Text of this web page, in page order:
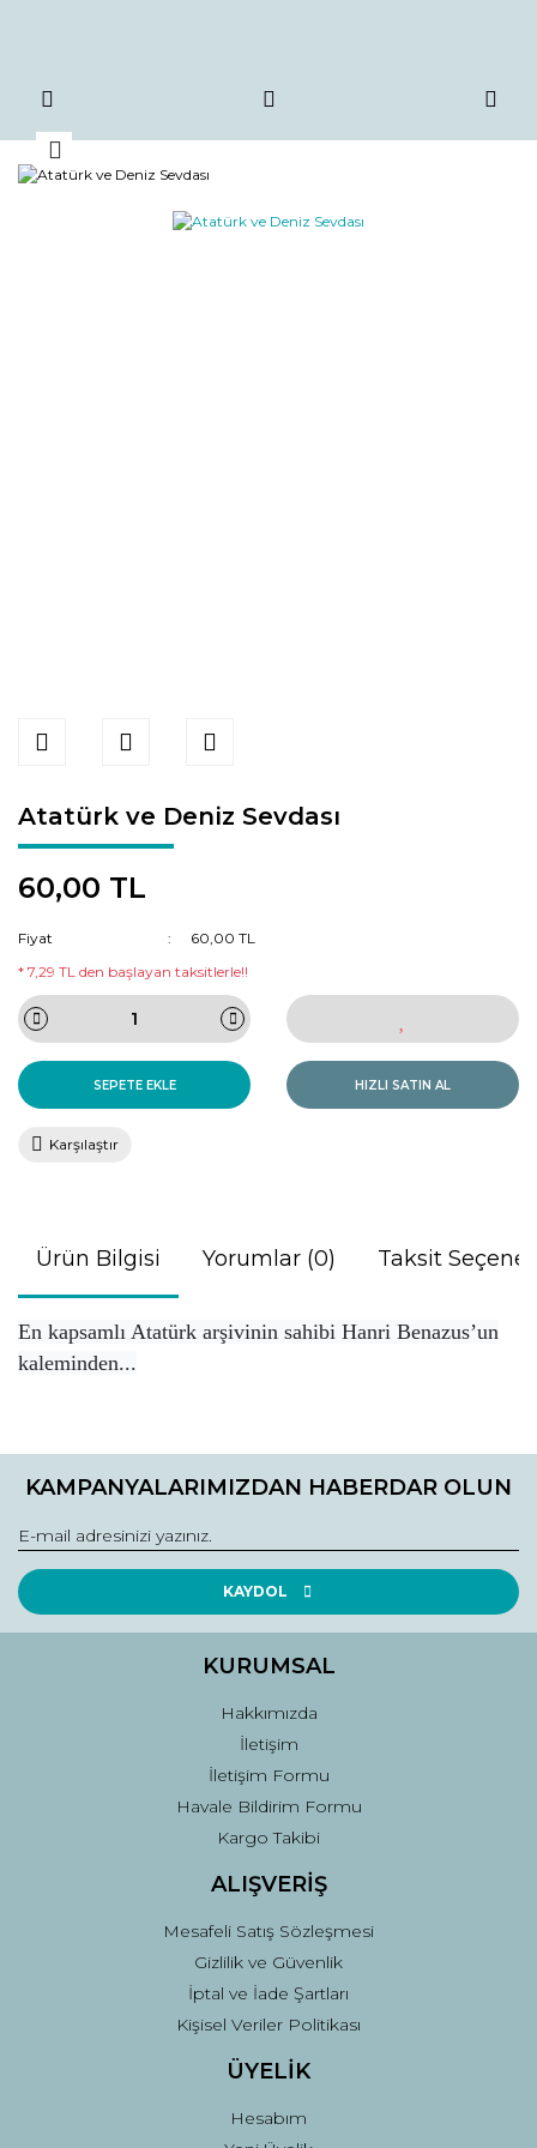
Atatürk ve Deniz Sevdası
60,00 TL
Fiyat
60,00 TL
* 7,29 TL den başlayan taksitlerle!!
SEPETE EKLE HIZLI SATIN AL
Karşılaştır
Ürün Bilgisi Yorumlar (0) Taksit
En kapsamlı Atatürk arşivinin sahibi Hanri Benazus’un
kaleminden...
konularda yetersiz gördüğünüz noktaları öneri formunu
Görüş ve önerileriniz için teşekkür ederiz.
Ürün resmi kalitesiz, bozuk veya görüntülenemiyor.
Ürün açıklamasında eksik bilgiler bulunuyor.
Ürün fiyatı diğer sitelerden daha pahalı.
Gönder
KAMPANYALARIMIZDAN HABERDAR OLUN
KAYDOL
KURUMSAL
Hakkımızda
İletişim
İletişim Formu
Havale Bildirim Formu
Kargo Takibi
ALIŞVERİŞ
Mesafeli Satış Sözleşmesi
Gizlilik ve Güvenlik
İptal ve İade Şartları
Kişisel Veriler Politikası
ÜYELİK
Hesabım